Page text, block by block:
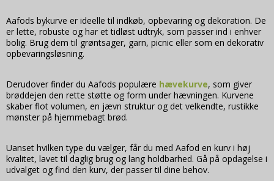
Aafods bykurve er ideelle til indkøb, opbevaring og dekoration. De
er lette, robuste og har et tidløst udtryk, som passer ind i enhver
bolig. Brug dem til grøntsager, garn, picnic eller som en dekorativ
opbevaringsløsning.
Derudover finder du Aafods populære hævekurve, som giver
brøddejen den rette støtte og form under hævningen. Kurvene
skaber flot volumen, en jævn struktur og det velkendte, rustikke
mønster på hjemmebagt brød.
Uanset hvilken type du vælger, får du med Aafod en kurv i høj
kvalitet, lavet til daglig brug og lang holdbarhed. Gå på opdagelse i
udvalget og find den kurv, der passer til dine behov.
Cookie:
Udløber:
PHPSESSID
Oprindelse:
System
Denne cookie bruges af serveren til at
holde styr på din session.
Session
cookie_consent
Oprindelse:
Beskrivelse:
Denne cookie bruges til at håndhæver dine
præferencer i forhold til cookies.
1 år
Funktionelle
Funktionelle cookies anvendes for at huske dine
brugerpræferencer ved at huske de valg og
indstillinger du foretager på hjemmesiden, det
Cookie:
Udløber:
__Secure-3PSIDCC
Google
Beskrivelse:
Bruges til målretningsformål til at opbygge
en profil af den besøgendes interesser for
Statistiske
Statistikcookies bruges til at optimere design,
f.eks. indgå i analyser af, hvilke informationer der
er mest populære på siden, så bliver vi
opmærksomme på, hvad der skal være nemt at